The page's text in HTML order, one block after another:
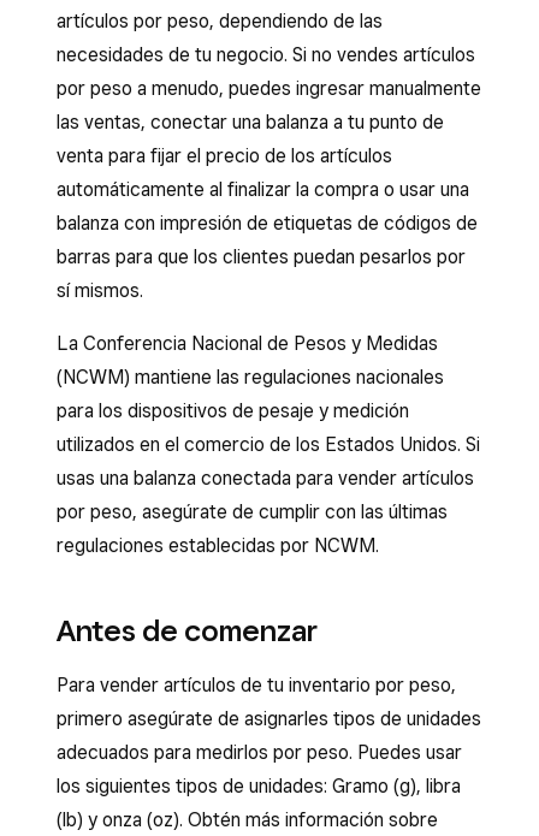
artículos por peso, dependiendo de las
necesidades de tu negocio. Si no vendes artículos
por peso a menudo, puedes ingresar manualmente
las ventas, conectar una balanza a tu punto de
venta para fijar el precio de los artículos
automáticamente al finalizar la compra o usar una
balanza con impresión de etiquetas de códigos de
barras para que los clientes puedan pesarlos por
sí mismos.
La Conferencia Nacional de Pesos y Medidas
(NCWM) mantiene las regulaciones nacionales
para los dispositivos de pesaje y medición
utilizados en el comercio de los Estados Unidos. Si
usas una balanza conectada para vender artículos
por peso, asegúrate de cumplir con las últimas
regulaciones establecidas por NCWM.
Antes de comenzar
Para vender artículos de tu inventario por peso,
primero asegúrate de asignarles tipos de unidades
adecuados para medirlos por peso. Puedes usar
los siguientes tipos de unidades: Gramo (g), libra
(lb) y onza (oz). Obtén más información sobre